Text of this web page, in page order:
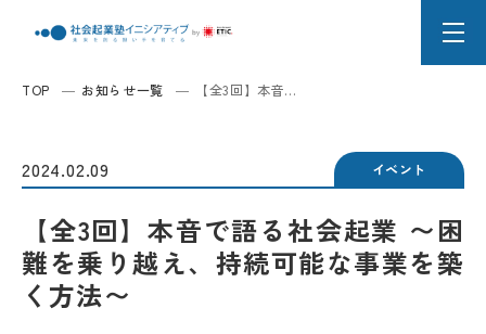
TOP お知らせ一覧 【全3回】本音...
2024.02.09 イベント
【全3回】本音で語る社会起業 〜困
難を乗り越え、持続可能な事業を築
く方法〜